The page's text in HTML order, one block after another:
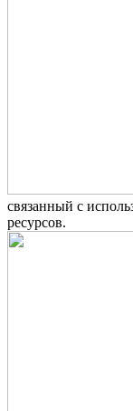
связанный с
ресурсов.